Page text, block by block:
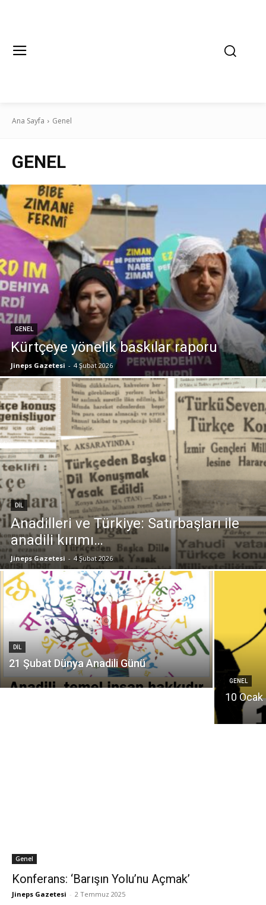
Ana Sayfa Genel
GENEL
GENEL
Kürtçeye yönelik baskılar raporu
Jineps Gazetesi - 4 Şubat 2026
DIL
Anadilleri ve Türkiye: Satırbaşları ile
anadili kırımı…
Jineps Gazetesi - 4 Şubat 2026
DIL
21 Şubat Dünya Anadili Günü
GENEL
10 Ocak
Genel
Konferans: ‘Barışın Yolu’nu Açmak’
Jineps Gazetesi - 2 Temmuz 2025